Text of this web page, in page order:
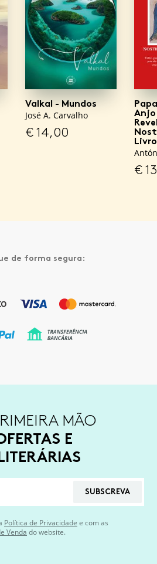
Valkal - Mundos
José A. Carvalho
€14,00
€
de forma segura:
MÃO
E
SUBSCREVA
Política de Privacidade e com as
Venda do website.